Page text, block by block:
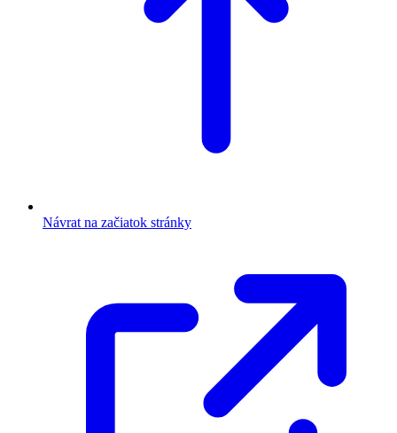
Návrat na začiatok stránky